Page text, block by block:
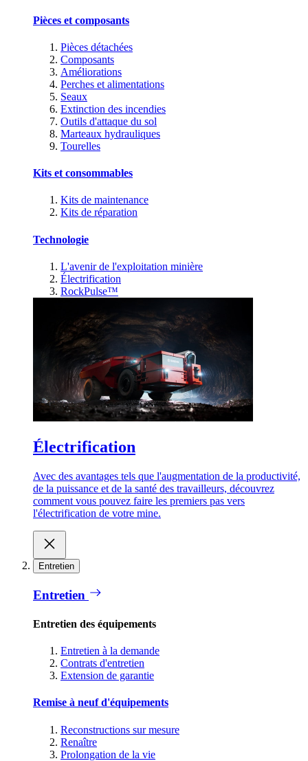
Pièces et composants
Pièces détachées
Composants
Améliorations
Perches et alimentations
Seaux
Extinction des incendies
Outils d'attaque du sol
Marteaux hydrauliques
Tourelles
Kits et consommables
Kits de maintenance
Kits de réparation
Technologie
L'avenir de l'exploitation minière
Électrification
RockPulse™
Électrification
Avec des avantages tels que l'augmentation de la productivité,
de la puissance et de la santé des travailleurs, découvrez
comment vous pouvez faire les premiers pas vers
l'électrification de votre mine.
Entretien
Entretien
Entretien des équipements
Entretien à la demande
Contrats d'entretien
Extension de garantie
Remise à neuf d'équipements
Reconstructions sur mesure
Renaître
Prolongation de la vie